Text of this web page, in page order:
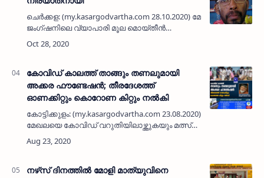
ചെര്‍ക്കള: (my.kasargodvartha.com 28.10.2020) മേനങ്കോട്
ജംഗ്ഷനിലെ വ്യാപാരി മൂല മൊയ്തീന്‍
(മൊയ്തു-55) നിര്യാതനായി.അസുഖത്തെ
തുടര്‍ന്ന് ഏതാനും ദിവസങ്ങളായി കാസര്‍കോട്
കോവിഡ് കാലത്ത് താങ്ങും തണലുമായി
അക്കര ഫൗണ്ടേഷൻ; തീരദേശത്ത്
ഓണക്കിറ്റും കൊറോണ കിറ്റും നൽകി
കോട്ടിക്കുളം: (my.kasargodvartha.com 23.08.2020) തീരദേശ
മേഖലയെ കോവിഡ് വറുതിയിലാഴ്ത്തുകയും മത്സ്യ
ബന്ധനം പോലും സാധിക്കാത്ത
സന്ദർഭത്തിൽ അക്കര ഫൗണ്ടേഷൻ …
നഴ്‌സ് ദിനത്തില്‍ മോളി മാത്യുവിനെ